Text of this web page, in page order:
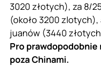
3020 złotych), za 8/
(około 3200 zlotych),
juanów (3440
Pro
poza Chinami.